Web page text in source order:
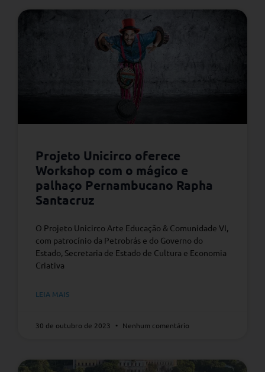
Projeto Unicirco oferece
Workshop com o mágico e
palhaço Pernambucano Rapha
Santacruz
O Projeto Unicirco Arte Educação & Comunidade VI,
com patrocínio da Petrobrás e do Governo do
Estado, Secretaria de Estado de Cultura e Economia
Criativa
LEIA MAIS
30 de outubro de 2023 Nenhum comentário